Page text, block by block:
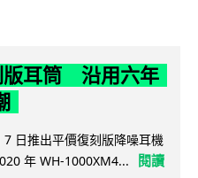
版耳筒 沿用六年
日推出平價復刻版降噪耳機
年 WH-1000XM4...
閱讀